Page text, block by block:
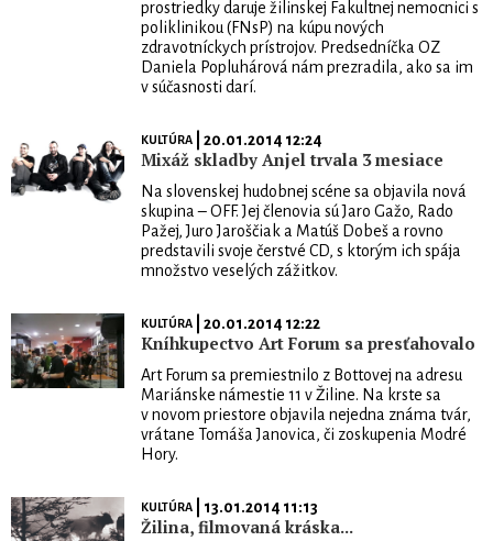
prostriedky daruje žilinskej Fakultnej nemocnici s
poliklinikou (FNsP) na kúpu nových
zdravotníckych prístrojov. Predsedníčka OZ
Daniela Popluhárová nám prezradila, ako sa im
v súčasnosti darí.
KULTÚRA| 20.01.2014 12:24
Mixáž skladby Anjel trvala 3 mesiace
Na slovenskej hudobnej scéne sa objavila nová
skupina – OFF. Jej členovia sú Jaro Gažo, Rado
Pažej, Juro Jaroščiak a Matúš Dobeš a rovno
predstavili svoje čerstvé CD, s ktorým ich spája
množstvo veselých zážitkov.
KULTÚRA| 20.01.2014 12:22
Kníhkupectvo Art Forum sa presťahovalo
Art Forum sa premiestnilo z Bottovej na adresu
Mariánske námestie 11 v Žiline. Na krste sa
v novom priestore objavila nejedna známa tvár,
vrátane Tomáša Janovica, či zoskupenia Modré
Hory.
KULTÚRA| 13.01.2014 11:13
Žilina, filmovaná kráska...